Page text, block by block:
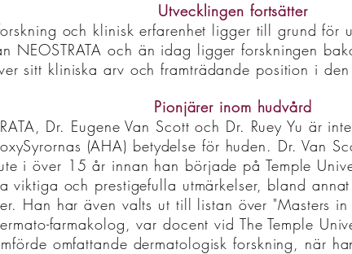
Utvecklingen fortsätter
och klinisk erfarenhet ligger till grund för
NEOSTRATA och än idag ligger forskningen
sitt kliniska arv och framträdande position i
Pionjärer inom hudvård
Dr. Eugene Van Scott och Dr. Ruey Yu är
(AHA) betydelse för huden. Dr. Van
i över 15 år innan han började på Temple
viktiga och prestigefulla utmärkelser, bland
Han har även valts ut till listan över "Masters
farmakolog, var docent vid The Temple
omfattande dermatologisk forskning, när